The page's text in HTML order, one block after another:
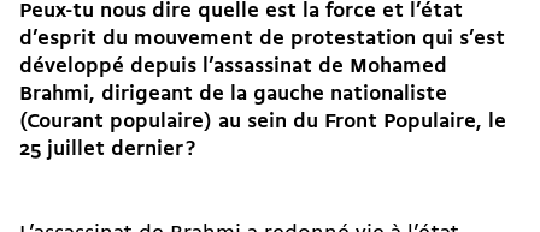
Peux-tu nous dire quelle est la force et l’état
d’esprit du mouvement de protestation qui s’est
développé depuis l’assassinat de Mohamed
Brahmi, dirigeant de la gauche nationaliste
(Courant populaire) au sein du Front Populaire, le
25 juillet dernier?